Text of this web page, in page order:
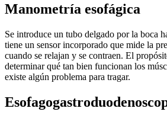
Manometría esofágica
Se introduce un tubo delgado por la boca
tiene un sensor incorporado que mide la
cuando se relajan y se contraen. El
determinar qué tan bien funcionan los
existe algún problema para tragar.